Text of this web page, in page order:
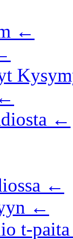
←
←
←
←
t-